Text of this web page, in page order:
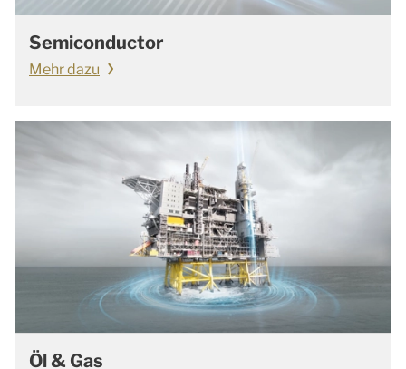
Semiconductor
Mehr dazu
Öl & Gas